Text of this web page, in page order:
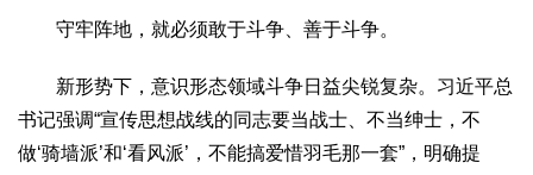
守牢阵地，就必须敢于斗争、善于斗争。
新形势下，意识形态领域斗争日益尖锐复杂。习近平总
书记强调“宣传思想战线的同志要当战士、不当绅士，不
做‘骑墙派’和‘看风派’，不能搞爱惜羽毛那一套”，明确提